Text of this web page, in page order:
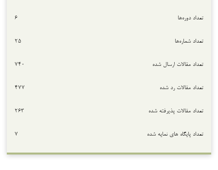
تعداد دوره‌ها ۶
تعداد شماره‌ها ۲۵
تعداد مقالات ارسال شده ۷۴۰
تعداد مقالات رد شده ۴۷۷
تعداد مقالات پذیرفته شده ۲۶۳
تعداد پایگاه های نمایه شده ۷